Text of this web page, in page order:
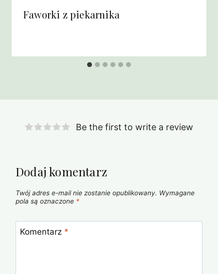
Faworki z piekarnika
Be the first to write a review
Dodaj komentarz
Twój adres e-mail nie zostanie opublikowany. Wymagane
pola są oznaczone *
Komentarz *